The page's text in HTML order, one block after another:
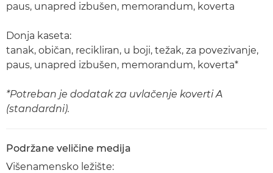
paus, unapred izbušen, memorandum, koverta
Donja kaseta:
tanak, običan, recikliran, u boji, težak, za povezivanje,
paus, unapred izbušen, memorandum, koverta*
*Potreban je dodatak za uvlačenje koverti A
(standardni).
Podržane veličine medija
Višenamensko ležište: